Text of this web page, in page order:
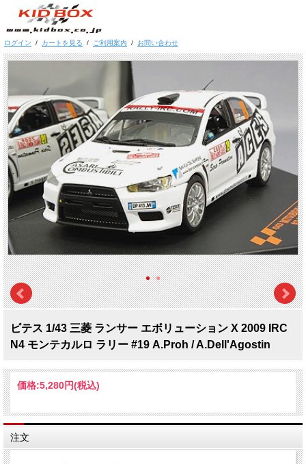
ログイン / カートを見る / ご利用案内 / お問い合わせ
ビテス 1/43 三菱 ランサー エボリューション X 2009 IRC
N4 モンテカルロ ラリー #19 A.Proh / A.Dell'Agostin
価格:5,280円(税込)
注文